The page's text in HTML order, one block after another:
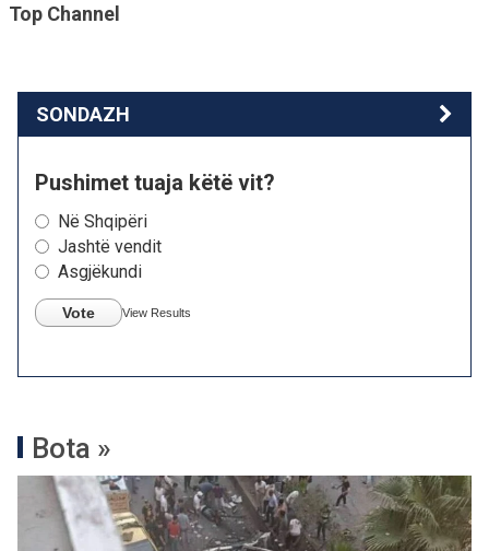
Top Channel
SONDAZH
Pushimet tuaja këtë vit?
Në Shqipëri
Jashtë vendit
Asgjëkundi
Vote View Results
Bota »